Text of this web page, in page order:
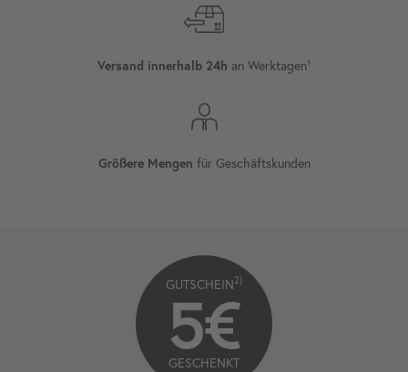
Versand innerhalb 24h an Werktagen¹
Größere Mengen für Geschäftskunden
GUTSCHEIN2)
5€
GESCHENKT